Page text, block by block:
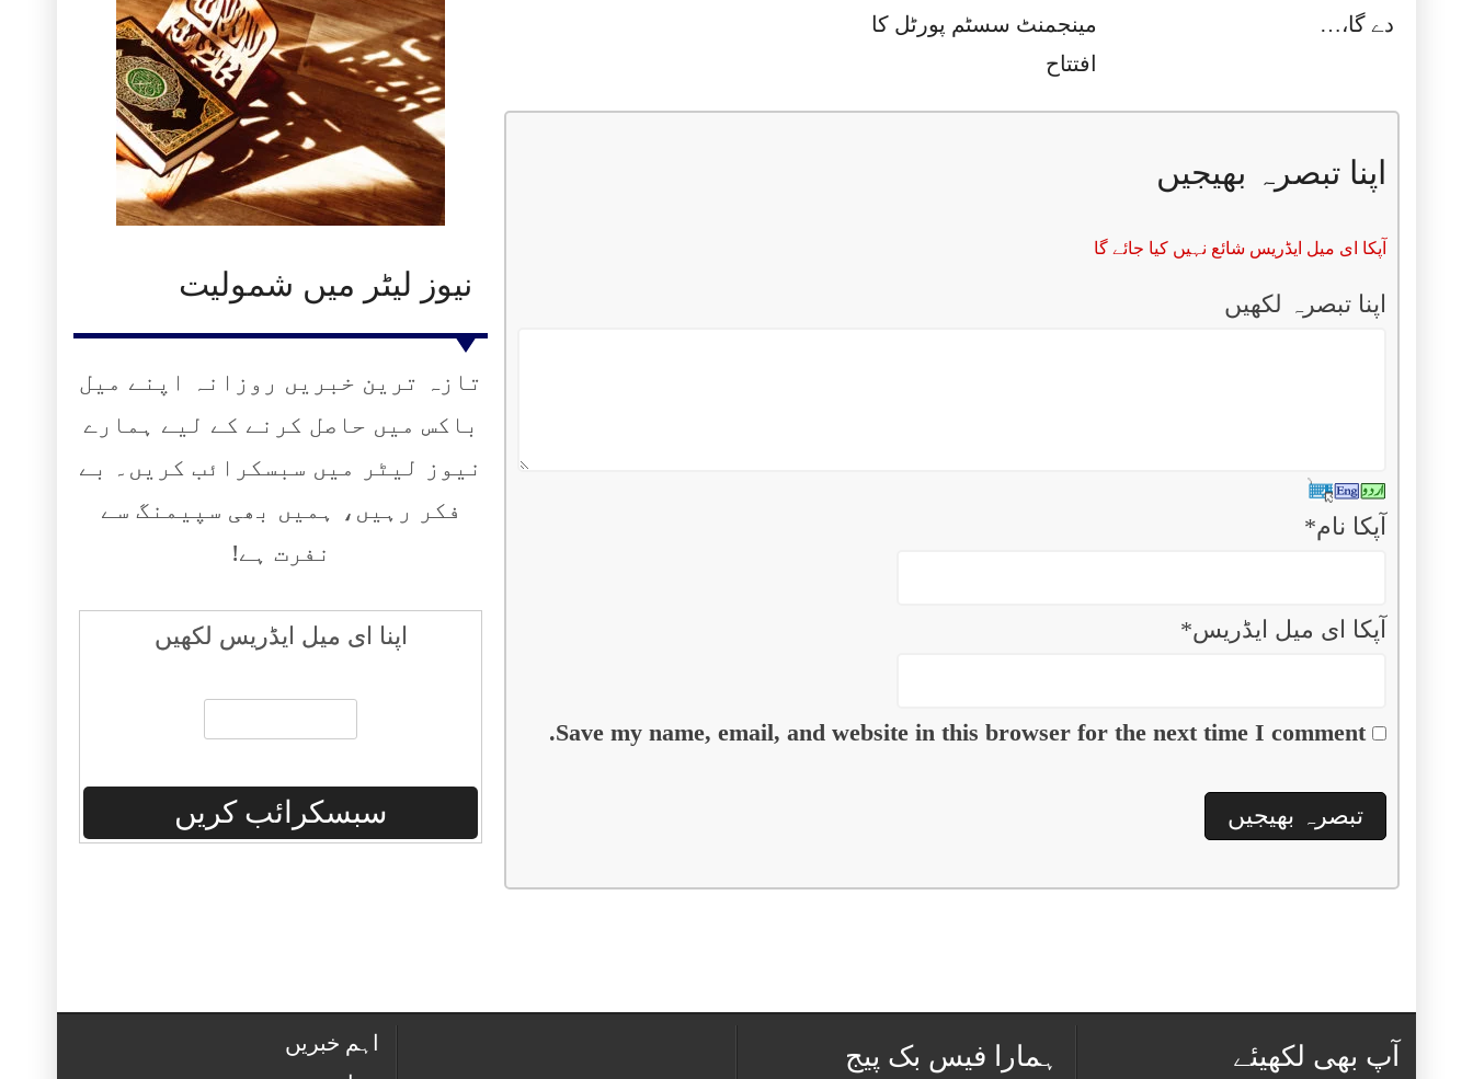
نیوز لیٹر میں شمولیت
تازہ ترین خبریں روزانہ اپنے میل
باکس میں حاصل کرنے کے لیے ہمارے
نیوز لیٹر میں سبسکرائب کریں۔ بے
فکر رہیں، ہمیں بھی سپیمنگ سے
نفرت ہے!
اپنا ای میل ایڈریس لکھیں
دے گا،…
مینجمنٹ سسٹم پورٹل کا
افتتاح
اپنا تبصرہ بھیجیں
آپکا ای میل ایڈریس شائع نہیں کیا جائے گا
اپنا تبصرہ لکھیں
آپکا نام*
آپکا ای میل ایڈریس*
Save my name, email, and website in this browser for the next time I comment.
اہم خبریں
ہمارا فیس بک پیج آپ بھی لکھیئے